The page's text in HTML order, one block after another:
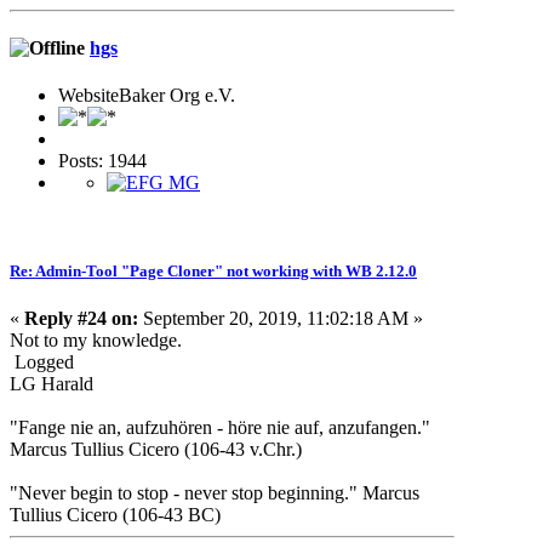
hgs
WebsiteBaker Org e.V.
Posts: 1944
Re: Admin-Tool "Page Cloner" not working with WB 2.12.0
« Reply #24 on: September 20, 2019, 11:02:18 AM »
Not to my knowledge.
Logged
LG Harald
"Fange nie an, aufzuhören - höre nie auf, anzufangen."
Marcus Tullius Cicero (106-43 v.Chr.)
"Never begin to stop - never stop beginning." Marcus
Tullius Cicero (106-43 BC)